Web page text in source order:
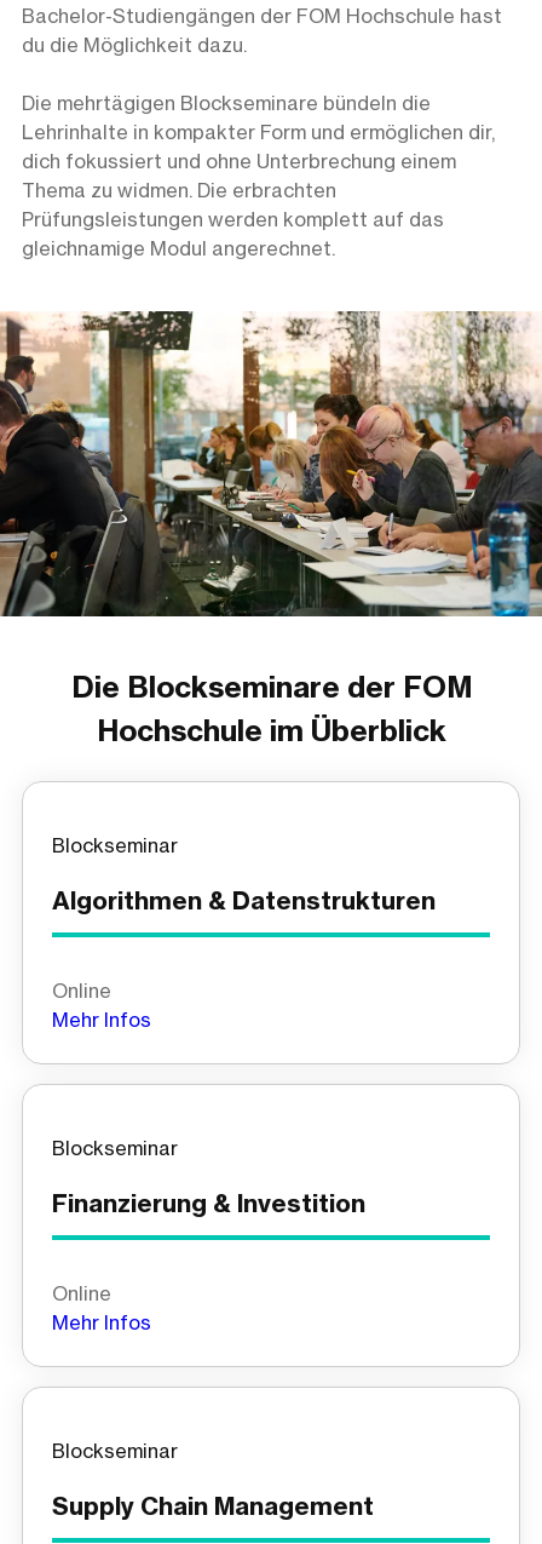
Bachelor-Studiengängen der FOM Hochschule hast
du die Möglichkeit dazu.
Die mehrtägigen Blockseminare bündeln die
Lehrinhalte in kompakter Form und ermöglichen dir,
dich fokussiert und ohne Unterbrechung einem
Thema zu widmen. Die erbrachten
Prüfungsleistungen werden komplett auf das
gleichnamige Modul angerechnet.
Die Blockseminare der FOM
Hochschule im Überblick
Blockseminar
Algorithmen & Datenstrukturen
Online
Mehr Infos
Blockseminar
Finanzierung & Investition
Online
Mehr Infos
Blockseminar
Supply Chain Management